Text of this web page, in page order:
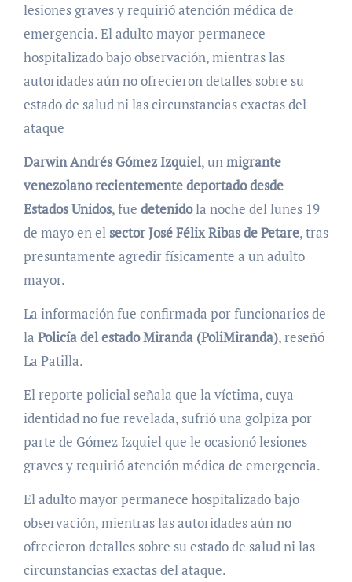
lesiones graves y requirió atención médica de
emergencia. El adulto mayor permanece
hospitalizado bajo observación, mientras las
autoridades aún no ofrecieron detalles sobre su
estado de salud ni las circunstancias exactas del
ataque
Darwin Andrés Gómez Izquiel, unmigrante
venezolano recientemente deportado desde
Estados Unidos, fue detenidola noche del lunes 19
de mayo en el sector José Félix Ribas de Petare, tras
presuntamente agredir físicamente a un adulto
mayor.
La información fue confirmada por funcionarios de
la Policía del estado Miranda (PoliMiranda), reseñó
La Patilla.
El reporte policial señala que la víctima, cuya
identidad no fue revelada, sufrió una golpiza por
parte de Gómez Izquiel que le ocasionó lesiones
graves y requirió atención médica de emergencia.
El adulto mayor permanece hospitalizado bajo
observación, mientras las autoridades aún no
ofrecieron detalles sobre su estado de salud ni las
circunstancias exactas del ataque.